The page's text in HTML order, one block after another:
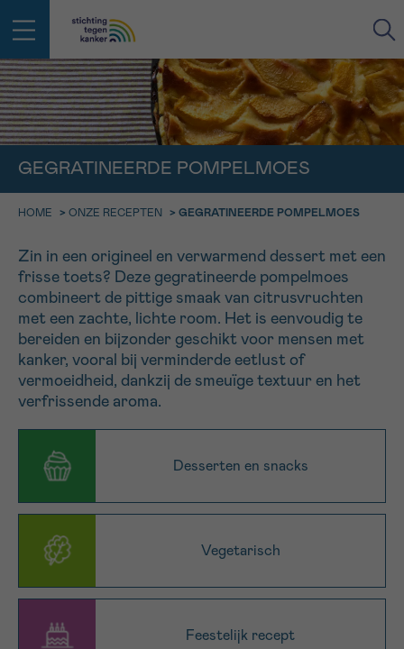
GEGRATINEERDE POMPELMOES
HOME > ONZE RECEPTEN > GEGRATINEERDE POMPELMOES
Zin in een origineel en verwarmend dessert met een
frisse toets? Deze gegratineerde pompelmoes
combineert de pittige smaak van citrusvruchten
met een zachte, lichte room. Het is eenvoudig te
bereiden en bijzonder geschikt voor mensen met
kanker, vooral bij verminderde eetlust of
vermoeidheid, dankzij de smeuïge textuur en het
verfrissende aroma.
Desserten en snacks
Vegetarisch
Feestelijk recept
VOORNAAM
IN DE STRIJD TEGEN KANKER STA
JE NIET ALLEEN
Contacteer ons gratis
Bel ons op 0800 15 802
ma-vrij 9u tot 18u
Via ons
contactformulier
Ik wil graag opgebeld worden
Meer weten over Kankerinfo
TERUG
NAAM
VOORNAAM
EMAIL
MIJN VRAAG
TERUG
KIES DE TIJDSSPANNE VAN JE AFSPRAAK
9h-11h
11h-13h
16h-18h
Verder